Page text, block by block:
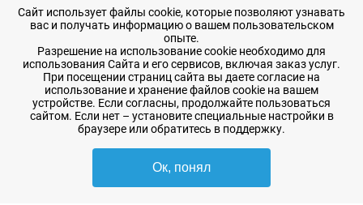
192148, г. Санкт-Петербург, Железнодорожный проспект,
дом 36
+7 (812) 565-06-52
Время работы: пн-пт, 10:00 - 18:00
E-mail:sale@radioelementy.ru
2007 - 2026, ООО «РадиоЭлемент» © сайт носит информационный характер
Сайт использует файлы cookie, которые позволяют узнавать
вас и получать информацию о вашем пользовательском
опыте.
Разрешение на использование cookie необходимо для
использования Сайта и его сервисов, включая заказ услуг.
При посещении страниц сайта вы даете согласие на
использование и хранение файлов cookie на вашем
устройстве. Если согласны, продолжайте пользоваться
сайтом. Если нет – установите специальные настройки в
браузере или обратитесь в поддержку.
Ок, понял